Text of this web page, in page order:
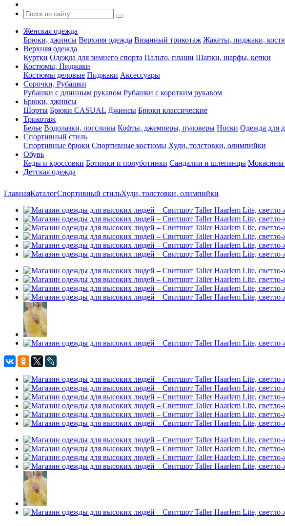
Женская одежда
Брюки, джинсы Верхняя одежда Вязанный трикотаж Жакеты, пиджаки,
Верхняя одежда
Куртки Одежда для зимнего спорта Пальто, плащи Шапки, шарфы, кепки
Костюмы, Пиджаки
Костюмы деловые Пиджаки Аксессуары
Сорочки, Рубашки
Рубашки с длинным рукавом Рубашки с коротким рукавом
Брюки, джинсы
Шорты Брюки CASUAL Джинсы Брюки классические
Трикотаж
Белье Водолазки, логсливы Кофты, джемперы, пуловеры Носки Одежда для
Спортивный стиль
Спортивные брюки Спортивные костюмы Худи, толстовки, олимпийки
Обувь
Кеды и кроссовки Ботинки и полуботинки Сандалии и шлепанцы Мокасины
Детская одежда
ГлавнаяКаталогСпортивный стильХуди, толстовки, олимпийки